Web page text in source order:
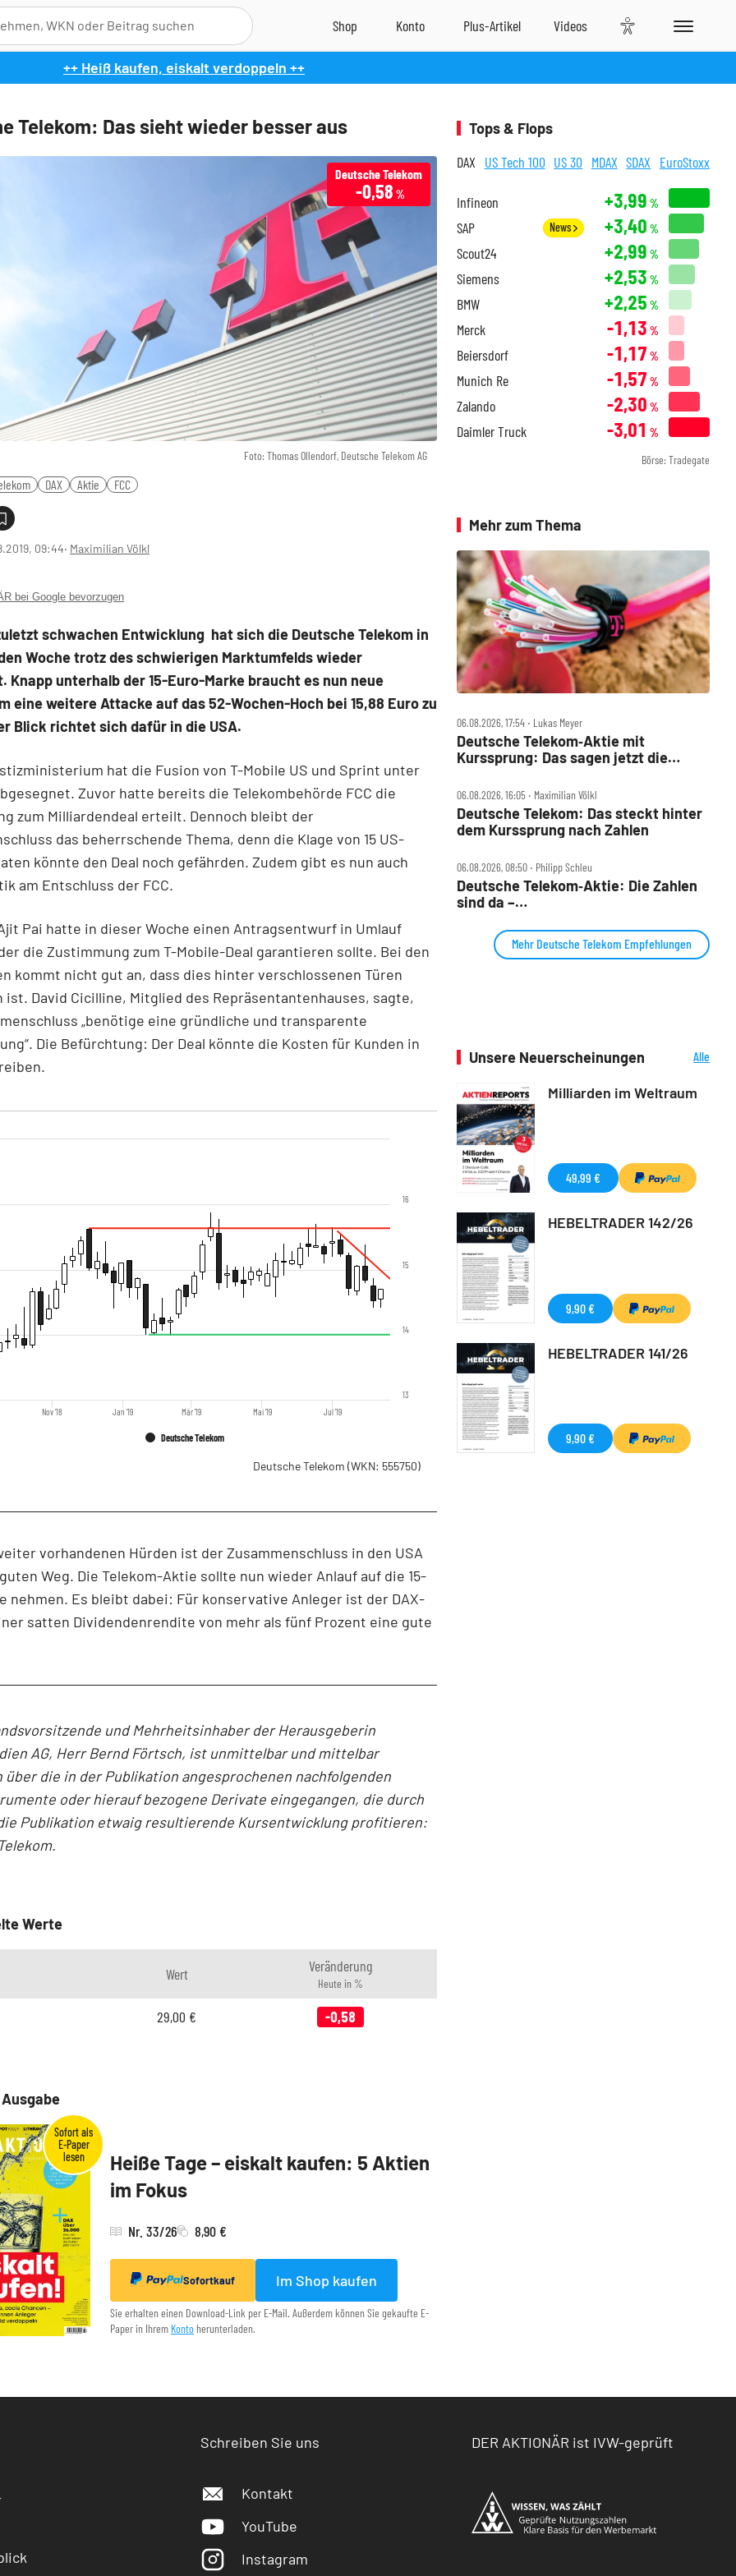
++ Heiß kaufen, eiskalt verdoppeln ++
Telekom: Das sieht wieder besser aus
Foto: Thomas Ollendorf, Deutsche Telekom AG
Deutsche Telekom
-0,58 %
DAX Aktie FCC
09:44‧ Maximilian Völkl
bei Google bevorzugen
schwachen Entwicklung hat sich die Deutsche Telekom in
Woche trotz des schwierigen Marktumfelds wieder
Knapp unterhalb der 15-Euro-Marke braucht es nun neue
eine weitere Attacke auf das 52-Wochen-Hoch bei 15,88 Euro zu
Blick richtet sich dafür in die USA.
hat die Fusion von T-Mobile US und Sprint unter
Zuvor hatte bereits die Telekombehörde FCC die
zum Milliardendeal erteilt. Dennoch bleibt der
das beherrschende Thema, denn die Klage von 15 US-
könnte den Deal noch gefährden. Zudem gibt es nun auch
am Entschluss der FCC.
Pai hatte in dieser Woche einen Antragsentwurf in Umlauf
die Zustimmung zum T-Mobile-Deal garantieren sollte. Bei den
kommt nicht gut an, dass dies hinter verschlossenen Türen
ist. David Cicilline, Mitglied des Repräsentantenhauses, sagte,
„benötige eine gründliche und transparente
Die Befürchtung: Der Deal könnte die Kosten für Kunden in
Deutsche Telekom
Jan '19 Jul '19
Nov '18 Mär '19 Mai '19
13
14
15
16
Deutsche Telekom (WKN: 555750)
vorhandenen Hürden ist der Zusammenschluss in den USA
Weg. Die Telekom-Aktie sollte nun wieder Anlauf auf die 15-
nehmen. Es bleibt dabei: Für konservative Anleger ist der DAX-
satten Dividendenrendite von mehr als fünf Prozent eine gute
und Mehrheitsinhaber der Herausgeberin
AG, Herr Bernd Förtsch, ist unmittelbar und mittelbar
über die in der Publikation angesprochenen nachfolgenden
oder hierauf bezogene Derivate eingegangen, die durch
Publikation etwaig resultierende Kursentwicklung profitieren:
Werte
Wert Veränderung
Heute in %
29,00 € -0,58
Heiße Tage – eiskalt kaufen: 5 Aktien
im Fokus
Nr. 33/26 8,90 €
Sofortkauf Im Shop kaufen
Sie erhalten einen Download-Link per E-Mail. Außerdem können Sie gekaufte E-
Paper in Ihrem Konto herunterladen.
Tops & Flops
DAX US Tech 100 US 30 MDAX SDAX EuroStoxx
Infineon +3,99 %
SAP News +3,40 %
Scout24 +2,99 %
Siemens +2,53 %
BMW +2,25 %
Merck -1,13 %
Beiersdorf -1,17 %
Munich Re -1,57 %
Zalando -2,30 %
Daimler Truck -3,01 %
Börse: Tradegate
Mehr zum Thema
06.08.2026, 17:54 ‧ Lukas Meyer
Deutsche Telekom‑Aktie mit
Kurssprung: Das sagen jetzt die
06.08.2026, 16:05 ‧ Maximilian Völkl
Deutsche Telekom: Das steckt hinter
dem Kurssprung nach Zahlen
06.08.2026, 08:50 ‧ Philipp Schleu
Deutsche Telekom‑Aktie: Die Zahlen
sind da –
Mehr Deutsche Telekom Empfehlungen
Unsere Neuerscheinungen
Alle
Milliarden im Weltraum
49,99 €
HEBELTRADER 142/26
9,90 €
HEBELTRADER 141/26
9,90 €
Schreiben Sie uns
Kontakt
YouTube
Instagram
DER AKTIONÄR ist IVW-geprüft